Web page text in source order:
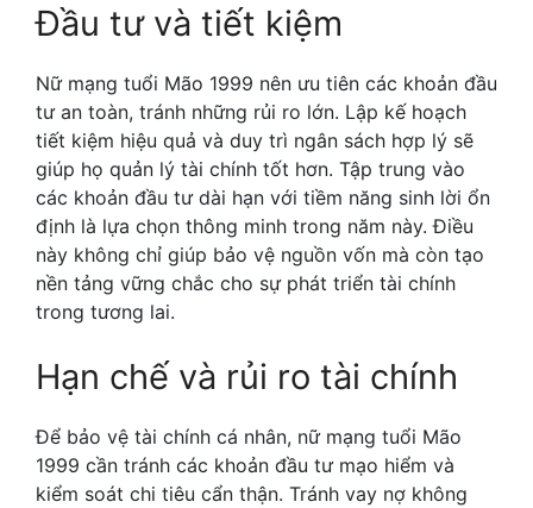
Đầu tư và tiết kiệm
Nữ mạng tuổi Mão 1999 nên ưu tiên các khoản đầu
tư an toàn, tránh những rủi ro lớn. Lập kế hoạch
tiết kiệm hiệu quả và duy trì ngân sách hợp lý sẽ
giúp họ quản lý tài chính tốt hơn. Tập trung vào
các khoản đầu tư dài hạn với tiềm năng sinh lời ổn
định là lựa chọn thông minh trong năm này. Điều
này không chỉ giúp bảo vệ nguồn vốn mà còn tạo
nền tảng vững chắc cho sự phát triển tài chính
trong tương lai.
Hạn chế và rủi ro tài chính
Để bảo vệ tài chính cá nhân, nữ mạng tuổi Mão
1999 cần tránh các khoản đầu tư mạo hiểm và
kiểm soát chi tiêu cẩn thận. Tránh vay nợ không